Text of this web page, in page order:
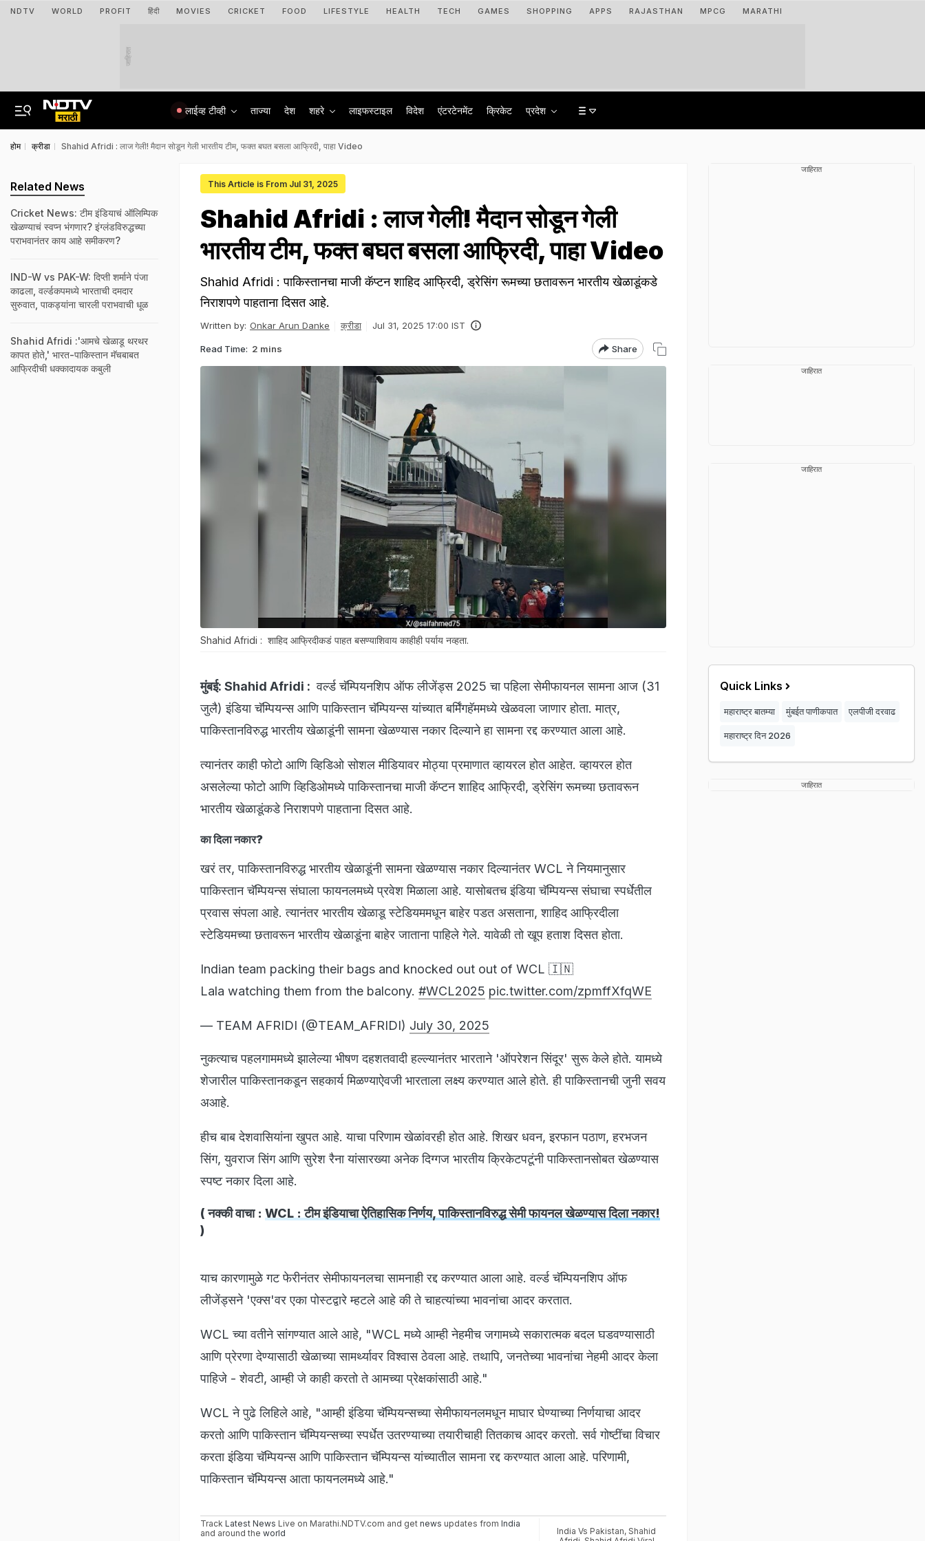
NDTV WORLD PROFIT हिंदी MOVIES CRICKET FOOD LIFESTYLE HEALTH TECH GAMES SHOPPING APPS RAJASTHAN MPCG MARATHI
जाहिरात
लाईव्ह टीव्ही ताज्या देश शहरे लाइफस्टाइल विदेश एंटरटेनमेंट क्रिकेट प्रदेश
होम क्रीडा Shahid Afridi : लाज गेली! मैदान सोडून गेली भारतीय टीम, फक्त बघत बसला आफ्रिदी, पाहा Video
This Article is From Jul 31, 2025
Shahid Afridi : लाज गेली! मैदान सोडून गेली
भारतीय टीम, फक्त बघत बसला आफ्रिदी, पाहा Video
Shahid Afridi : पाकिस्तानचा माजी कॅप्टन शाहिद आफ्रिदी, ड्रेसिंग रूमच्या छतावरून भारतीय खेळाडूंकडे
निराशपणे पाहताना दिसत आहे.
Written by: Onkar Arun Danke क्रीडा Jul 31, 2025 17:00 IST
Read Time: 2 mins Share
Shahid Afridi : शाहिद आफ्रिदीकडं पाहत बसण्याशिवाय काहीही पर्याय नव्हता.
मुंबई: Shahid Afridi : वर्ल्ड चॅम्पियनशिप ऑफ लीजेंड्स 2025 चा पहिला सेमीफायनल सामना आज (31
जुलै) इंडिया चॅम्पियन्स आणि पाकिस्तान चॅम्पियन्स यांच्यात बर्मिंगहॅममध्ये खेळवला जाणार होता. मात्र,
पाकिस्तानविरुद्ध भारतीय खेळाडूंनी सामना खेळण्यास नकार दिल्याने हा सामना रद्द करण्यात आला आहे.
त्यानंतर काही फोटो आणि व्हिडिओ सोशल मीडियावर मोठ्या प्रमाणात व्हायरल होत आहेत. व्हायरल होत
असलेल्या फोटो आणि व्हिडिओमध्ये पाकिस्तानचा माजी कॅप्टन शाहिद आफ्रिदी, ड्रेसिंग रूमच्या छतावरून
भारतीय खेळाडूंकडे निराशपणे पाहताना दिसत आहे.
का दिला नकार?
खरं तर, पाकिस्तानविरुद्ध भारतीय खेळाडूंनी सामना खेळण्यास नकार दिल्यानंतर WCL ने नियमानुसार
पाकिस्तान चॅम्पियन्स संघाला फायनलमध्ये प्रवेश मिळाला आहे. यासोबतच इंडिया चॅम्पियन्स संघाचा स्पर्धेतील
प्रवास संपला आहे. त्यानंतर भारतीय खेळाडू स्टेडियममधून बाहेर पडत असताना, शाहिद आफ्रिदीला
स्टेडियमच्या छतावरून भारतीय खेळाडूंना बाहेर जाताना पाहिले गेले. यावेळी तो खूप हताश दिसत होता.
Indian team packing their bags and knocked out out of WCL 🇮🇳
Lala watching them from the balcony. #WCL2025 pic.twitter.com/zpmffXfqWE
— TEAM AFRIDI (@TEAM_AFRIDI) July 30, 2025
नुकत्याच पहलगाममध्ये झालेल्या भीषण दहशतवादी हल्ल्यानंतर भारताने 'ऑपरेशन सिंदूर' सुरू केले होते. यामध्ये
शेजारील पाकिस्तानकडून सहकार्य मिळण्याऐवजी भारताला लक्ष्य करण्यात आले होते. ही पाकिस्तानची जुनी सवय
अआहे.
हीच बाब देशवासियांना खुपत आहे. याचा परिणाम खेळांवरही होत आहे. शिखर धवन, इरफान पठाण, हरभजन
सिंग, युवराज सिंग आणि सुरेश रैना यांसारख्या अनेक दिग्गज भारतीय क्रिकेटपटूंनी पाकिस्तानसोबत खेळण्यास
स्पष्ट नकार दिला आहे.
( नक्की वाचा : WCL : टीम इंडियाचा ऐतिहासिक निर्णय, पाकिस्तानविरुद्ध सेमी फायनल खेळण्यास दिला नकार!
)
याच कारणामुळे गट फेरीनंतर सेमीफायनलचा सामनाही रद्द करण्यात आला आहे. वर्ल्ड चॅम्पियनशिप ऑफ
लीजेंड्सने 'एक्स'वर एका पोस्टद्वारे म्हटले आहे की ते चाहत्यांच्या भावनांचा आदर करतात.
WCL च्या वतीने सांगण्यात आले आहे, "WCL मध्ये आम्ही नेहमीच जगामध्ये सकारात्मक बदल घडवण्यासाठी
आणि प्रेरणा देण्यासाठी खेळाच्या सामर्थ्यावर विश्वास ठेवला आहे. तथापि, जनतेच्या भावनांचा नेहमी आदर केला
पाहिजे - शेवटी, आम्ही जे काही करतो ते आमच्या प्रेक्षकांसाठी आहे."
WCL ने पुढे लिहिले आहे, "आम्ही इंडिया चॅम्पियन्सच्या सेमीफायनलमधून माघार घेण्याच्या निर्णयाचा आदर
करतो आणि पाकिस्तान चॅम्पियन्सच्या स्पर्धेत उतरण्याच्या तयारीचाही तितकाच आदर करतो. सर्व गोष्टींचा विचार
करता इंडिया चॅम्पियन्स आणि पाकिस्तान चॅम्पियन्स यांच्यातील सामना रद्द करण्यात आला आहे. परिणामी,
पाकिस्तान चॅम्पियन्स आता फायनलमध्ये आहे."
Track Latest News Live on Marathi.NDTV.com and get news updates from India
and around the world India Vs Pakistan,Shahid
Related News
Cricket News: टीम इंडियाचं ऑलिम्पिक
खेळण्याचं स्वप्न भंगणार? इंग्लंडविरुद्धच्या
पराभवानंतर काय आहे समीकरण?
IND-W vs PAK-W: दिप्ती शर्माने पंजा
काढला, वर्ल्डकपमध्ये भारताची दमदार
सुरुवात, पाकड्यांना चारली पराभवाची धूळ
Shahid Afridi :'आमचे खेळाडू थरथर
कापत होते,' भारत-पाकिस्तान मॅचबाबत
आफ्रिदीची धक्कादायक कबुली
जाहिरात
जाहिरात
जाहिरात
Quick Links
महाराष्ट्र बातम्या मुंबईत पाणीकपात एलपीजी दरवाढ
महाराष्ट्र दिन 2026
जाहिरात